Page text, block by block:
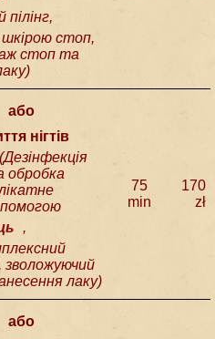
пілінг,
шкірою стоп,
стоп та
)
або
нігтів
(Дезінфекція
обробка
,
зволожуючий
лаку)
75
min
170
zł
або